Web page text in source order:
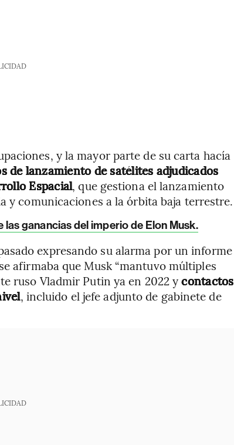
y la mayor parte de su carta hacía
de lanzamiento de satélites adjudicados
Espacial, que gestiona el lanzamiento
y comunicaciones a la órbita baja terrestre.
ganancias del imperio de Elon Musk.
expresando su alarma por un informe
afirmaba que Musk “mantuvo múltiples
ruso Vladmir Putin ya en 2022 ycontactos
, incluido el jefe adjunto de gabinete de